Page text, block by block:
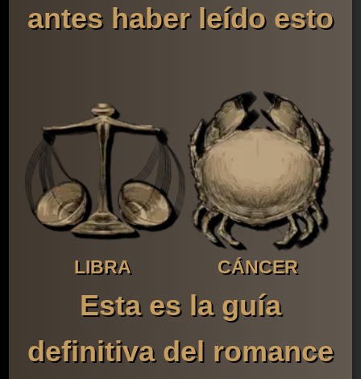
antes haber leído esto
LIBRA CÁNCER
Esta es la guía
definitiva del romance